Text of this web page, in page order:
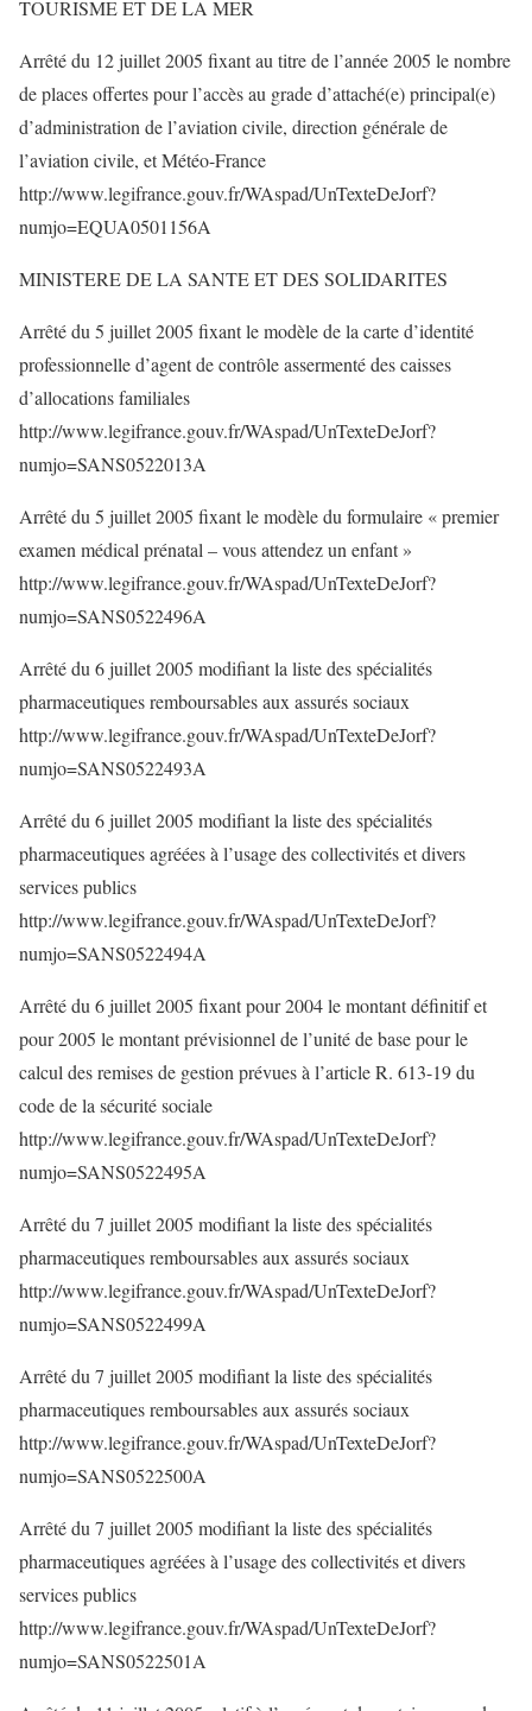
TOURISME ET DE LA MER
Arrêté du 12 juillet 2005 fixant au titre de l’année 2005 le nombre
de places offertes pour l’accès au grade d’attaché(e) principal(e)
d’administration de l’aviation civile, direction générale de
l’aviation civile, et Météo-France
http://www.legifrance.gouv.fr/WAspad/UnTexteDeJorf?
numjo=EQUA0501156A
MINISTERE DE LA SANTE ET DES SOLIDARITES
Arrêté du 5 juillet 2005 fixant le modèle de la carte d’identité
professionnelle d’agent de contrôle assermenté des caisses
d’allocations familiales
http://www.legifrance.gouv.fr/WAspad/UnTexteDeJorf?
numjo=SANS0522013A
Arrêté du 5 juillet 2005 fixant le modèle du formulaire « premier
examen médical prénatal – vous attendez un enfant »
http://www.legifrance.gouv.fr/WAspad/UnTexteDeJorf?
numjo=SANS0522496A
Arrêté du 6 juillet 2005 modifiant la liste des spécialités
pharmaceutiques remboursables aux assurés sociaux
http://www.legifrance.gouv.fr/WAspad/UnTexteDeJorf?
numjo=SANS0522493A
Arrêté du 6 juillet 2005 modifiant la liste des spécialités
pharmaceutiques agréées à l’usage des collectivités et divers
services publics
http://www.legifrance.gouv.fr/WAspad/UnTexteDeJorf?
numjo=SANS0522494A
Arrêté du 6 juillet 2005 fixant pour 2004 le montant définitif et
pour 2005 le montant prévisionnel de l’unité de base pour le
calcul des remises de gestion prévues à l’article R. 613-19 du
code de la sécurité sociale
http://www.legifrance.gouv.fr/WAspad/UnTexteDeJorf?
numjo=SANS0522495A
Arrêté du 7 juillet 2005 modifiant la liste des spécialités
pharmaceutiques remboursables aux assurés sociaux
http://www.legifrance.gouv.fr/WAspad/UnTexteDeJorf?
numjo=SANS0522499A
Arrêté du 7 juillet 2005 modifiant la liste des spécialités
pharmaceutiques remboursables aux assurés sociaux
http://www.legifrance.gouv.fr/WAspad/UnTexteDeJorf?
numjo=SANS0522500A
Arrêté du 7 juillet 2005 modifiant la liste des spécialités
pharmaceutiques agréées à l’usage des collectivités et divers
services publics
http://www.legifrance.gouv.fr/WAspad/UnTexteDeJorf?
numjo=SANS0522501A